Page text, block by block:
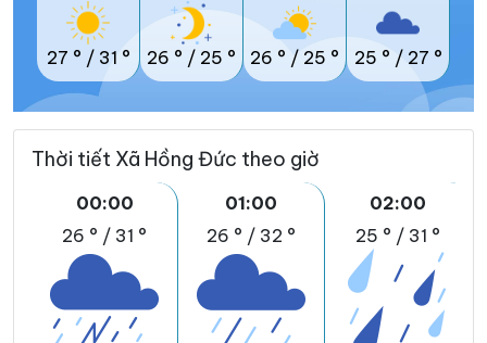
27 ° / 31 ° 26 ° / 25 ° 26 ° / 25 ° 25 ° / 27 °
Thời tiết Xã Hồng Đức theo giờ
00:00
26 ° / 31 °
01:00
26 ° / 32 °
02:00
25 ° / 31 °